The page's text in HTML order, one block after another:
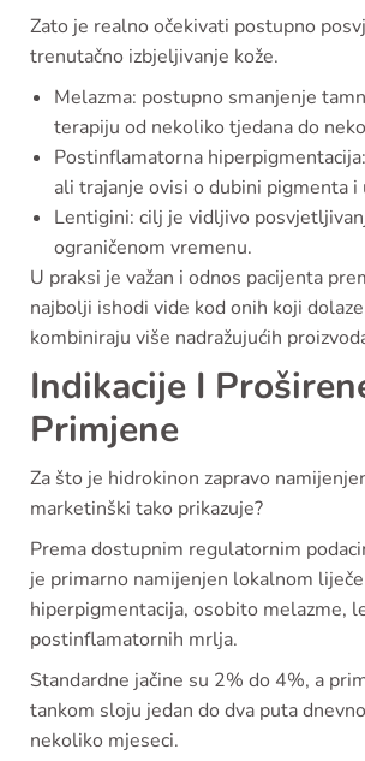
Zato je realno očekivati postupno
trenutačno izbjeljivanje kože.
Melazma: postupno smanjenje
terapiju od nekoliko tjedana do
Postinflamatorna
ali trajanje ovisi o dubini pigmenta i
Lentigini: cilj je vidljivo
ograničenom vremenu.
U praksi je važan i odnos pacijenta
najbolji ishodi vide kod onih koji
kombiniraju više nadražujućih
Indikacije I
Primjene
Za što je hidrokinon zapravo
marketinški tako prikazuje?
Prema dostupnim regulatornim
je primarno namijenjen lokalnom
hiperpigmentacija, osobito melazme,
postinflamatornih mrlja.
Standardne jačine su 2% do 4%, a
tankom sloju jedan do dva puta
nekoliko mjeseci.